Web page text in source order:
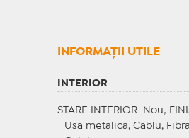
INFORMAŢII UTILE
INTERIOR
STARE INTERIOR: Nou;
Usa metalica, Cablu,